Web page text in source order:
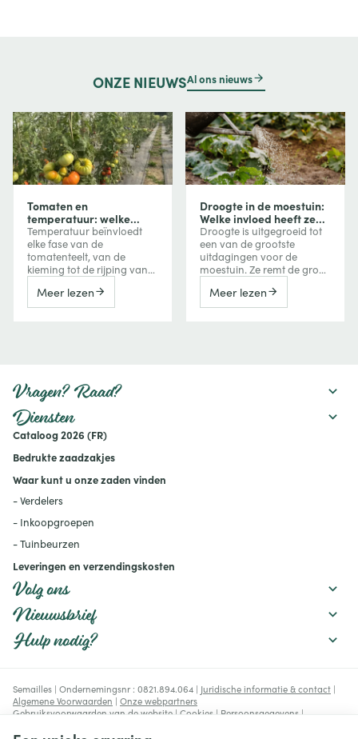
ONZE NIEUWSAl ons nieuws
Tomaten en
temperatuur: welke
invloed heeft
temperatuur op groei,
bloei en vruchtvorming?
Temperatuur beïnvloedt
elke fase van de
tomatenteelt, van de
kieming tot de rijping van
vertraagt de groei, terwijl
extreme hitte de bloei,
rekening mee houdt.
Meer lezen
Droogte in de moestuin:
Welke invloed heeft ze
op uw groenten en hoe
beschermt u uw
gewassen?
Droogte is uitgegroeid tot
een van de grootste
uitdagingen voor de
moestuin. Ze remt de groei
de oogst, kan de bitterheid
verhogen of een
Meer lezen
Vragen? Raad?
Diensten
Cataloog 2026 (FR)
Bedrukte zaadzakjes
Waar kunt u onze zaden vinden
- Verdelers
- Inkoopgroepen
- Tuinbeurzen
Leveringen en verzendingskosten
Volg ons
Nieuwsbrief
Hulp nodig?
Semailles | Ondernemingsnr : 0821.894.064 | Juridische informatie & contact |
Algemene Voorwaarden | Onze webpartners
Gebruiksvoorwaarden van de website | Cookies | Persoonsgegevens |